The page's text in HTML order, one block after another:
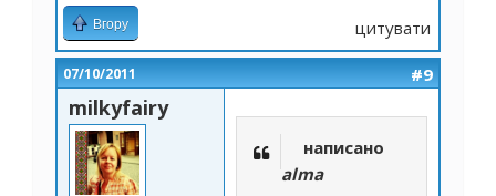
Вгору цитувати
07/10/2011 #9
milkyfairy
написано
alma